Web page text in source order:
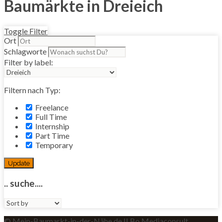
Baumärkte in Dreieich
Toggle Filter
Ort
Schlagworte
Filter by label:
Filtern nach Typ:
Freelance
Full Time
Internship
Part Time
Temporary
Update
.. suche....
Sort